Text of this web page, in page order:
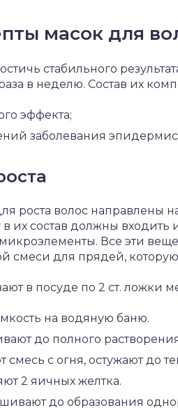
масок для
стабильного
в неделю. Состав их
эффекта;
заболевания
роста волос направлены
в их состав должны
Все эти
смеси для прядей, которую
в посуде по 2 ст. ложки
на водяную баню.
до полного
смесь с огня, остужают до
2 яичных желтка.
до образования